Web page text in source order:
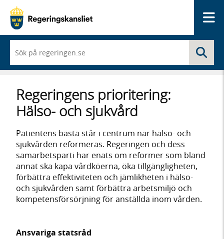
du
börjar
skriva
framträder
en
lista
sökförslag
Regeringens prioritering:
Hälso- och sjukvård
Patientens bästa står i centrum när hälso- och
sjukvården reformeras. Regeringen och dess
samarbetsparti har enats om reformer som bland
annat ska kapa vårdköerna, öka tillgängligheten,
förbättra effektiviteten och jämlikheten i hälso-
och sjukvården samt förbättra arbetsmiljö och
kompetensförsörjning för anställda inom vården.
Ansvariga statsråd